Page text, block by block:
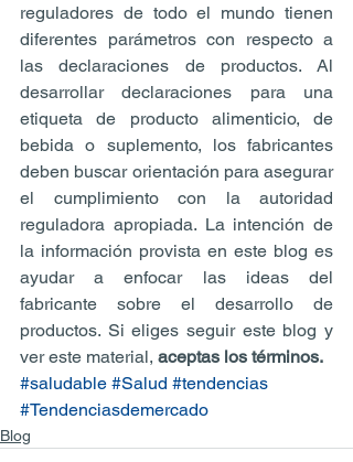
reguladores de todo el mundo tienen
diferentes parámetros con respecto a
las declaraciones de productos. Al
desarrollar declaraciones para una
etiqueta de producto alimenticio, de
bebida o suplemento, los fabricantes
deben buscar orientación para asegurar
el cumplimiento con la autoridad
reguladora apropiada. La intención de
la información provista en este blog es
ayudar a enfocar las ideas del
fabricante sobre el desarrollo de
productos. Si eliges seguir este blog y
ver este material, aceptas los términos.
#saludable #Salud #tendencias
#Tendenciasdemercado
Blog